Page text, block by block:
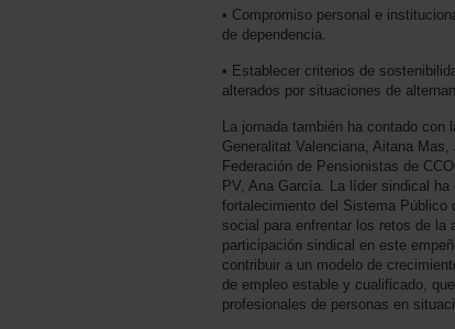
• Compromiso personal e
de dependencia.
• Establecer criterios de
alterados por situaciones de
La jornada también ha contado
Generalitat Valenciana, Aitana
Federación de Pensionistas de
PV, Ana García. La líder sindical ha
fortalecimiento del Sistema
social para enfrentar los retos de la
participación sindical en este
contribuir a un modelo de
de empleo estable y cualificado,
profesionales de personas en